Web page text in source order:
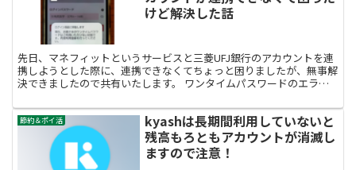
けど解決した話
先日、マネフィットというサービスと三菱UFJ銀行のアカウントを連
携しようとした際に、連携できなくてちょっと困りましたが、無事解
決できましたので共有いたします。 ワンタイムパスワードのエラー
節約＆ポイ活
kyashは長期間利用していないと
残高もろともアカウントが消滅し
ますので注意！